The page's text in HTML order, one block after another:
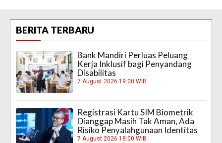
BERITA TERBARU
Bank Mandiri Perluas Peluang
Kerja Inklusif bagi Penyandang
Disabilitas
7 August 2026 19:00 WIB
Registrasi Kartu SIM Biometrik
Dianggap Masih Tak Aman, Ada
Risiko Penyalahgunaan Identitas
7 August 2026 18:00 WIB